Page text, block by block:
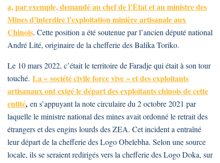
a, par exemple, demandé au chef de l’État et au ministre des
Mines d’interdire l’exploitation minière artisanale aux
Chinois. Cette position a été soutenue par l’ancien député national
André Lité, originaire de la chefferie des Balika Toriko.
Le 10 mars 2022, c’était le territoire de Faradje qui était à son tour
touché. La « société civile force vive » et des exploitants
artisanaux ont exigé le départ des exploitants chinois de cette
entité, en s’appuyant la note circulaire du 2 octobre 2021 par
laquelle le ministre national des mines avait ordonné le retrait des
étrangers et des engins lourds des ZEA. Cet incident a entraîné
leur départ de la chefferie des Logo Obelebha. Selon une source
locale, ils se seraient redirigés vers la chefferie des Logo Doka, sur